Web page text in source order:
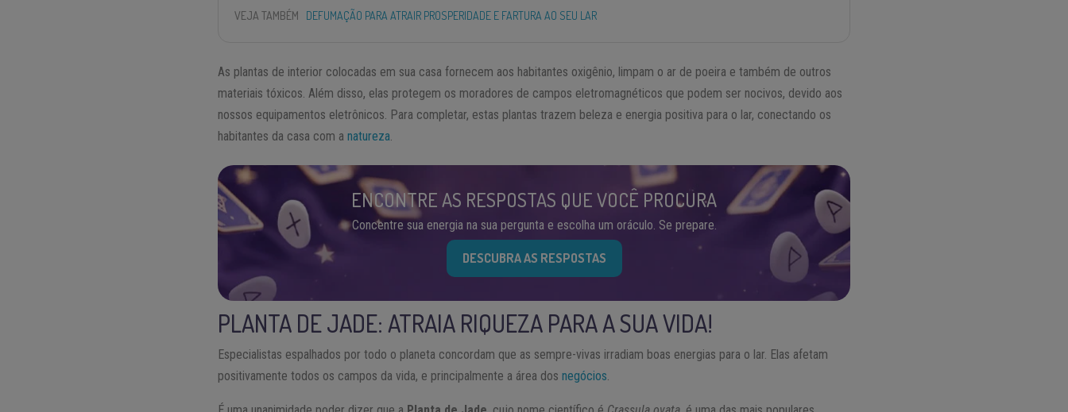
VEJA TAMBÉM DEFUMAÇÃO PARA ATRAIR PROSPERIDADE E FARTURA AO SEU LAR
As plantas de interior colocadas em sua casa fornecem aos habitantes oxigênio, limpam o ar de poeira e também de outros
materiais tóxicos. Além disso, elas protegem os moradores de campos eletromagnéticos que podem ser nocivos, devido aos
nossos equipamentos eletrônicos. Para completar, estas plantas trazem beleza e energia positiva para o lar, conectando os
habitantes da casa com anatureza.
ENCONTRE AS RESPOSTAS QUE VOCÊ PROCURA
Concentre sua energia na sua pergunta e escolha um oráculo. Se prepare.
DESCUBRA AS RESPOSTAS
PLANTA DE JADE: ATRAIA RIQUEZA PARA A SUA VIDA!
Especialistas espalhados por todo o planeta concordam que as sempre-vivas irradiam boas energias para o lar. Elas afetam
positivamente todos os campos da vida, e principalmente a área dosnegócios.